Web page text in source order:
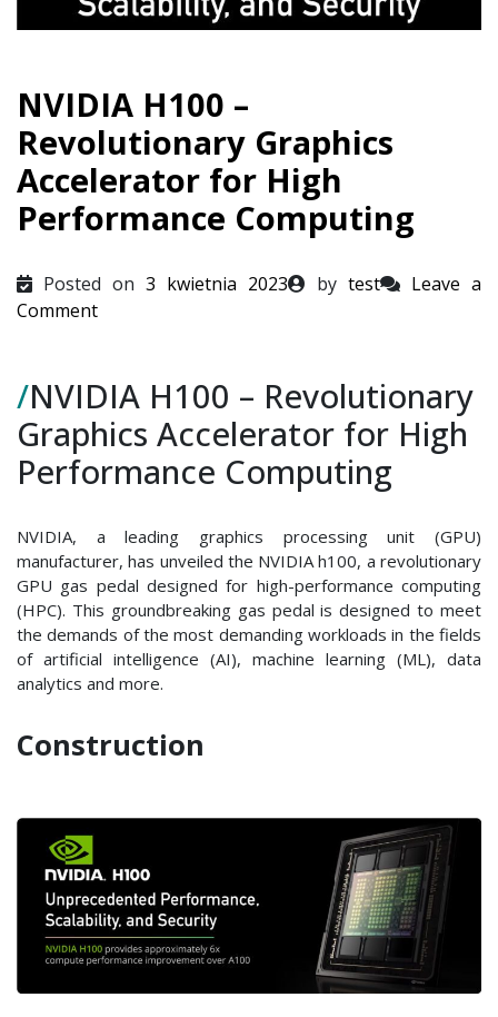
NVIDIA H100 –
Revolutionary Graphics
Accelerator for High
Performance Computing
Posted on 3 kwietnia 2023 by test
Leave a
Commenton
–
Revolutionary
Graphics
Accelerator
Performance
Computing
/NVIDIA H100 – Revolutionary
Graphics Accelerator for High
Performance Computing
NVIDIA, a leading graphics processing unit (GPU)
manufacturer, has unveiled the NVIDIA h100, a revolutionary
GPU gas pedal designed for high-performance computing
(HPC). This groundbreaking gas pedal is designed to meet
the demands of the most demanding workloads in the fields
of artificial intelligence (AI), machine learning (ML), data
analytics and more.
Construction